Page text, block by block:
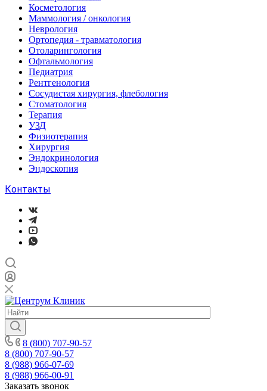
Косметология
Маммология / онкология
Неврология
Ортопедия - травматология
Отоларингология
Офтальмология
Педиатрия
Рентгенология
Сосудистая хирургия, флебология
Стоматология
Терапия
УЗД
Физиотерапия
Хирургия
Эндокринология
Эндоскопия
Контакты
8 (800) 707-90-57
8 (800) 707-90-57
8 (988) 966-07-69
8 (988) 966-00-91
Заказать звонок